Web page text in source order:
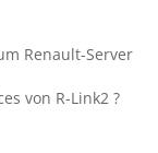
Renault-Server
von R-Link2 ?